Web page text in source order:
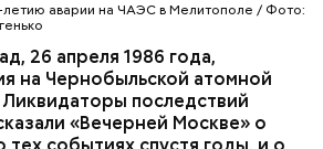
летию аварии на ЧАЭС в Мелитополе / Фото:
26 апреля 1986 года,
на Чернобыльской атомной
последствий
«Вечерней Москве» о
совершая паломничество в
Чудотворец по просьбе
молитвой успокоил